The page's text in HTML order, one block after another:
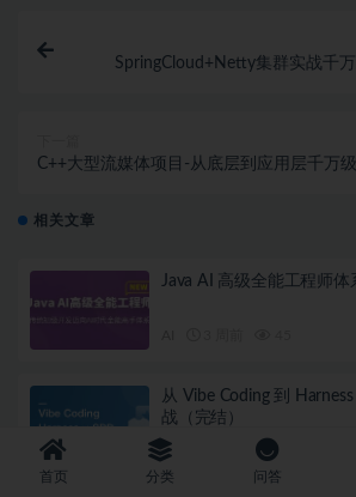
SpringCloud+Netty集群实战千
C++大型流媒体项目-从底层到应用层千万
相关文章
Java AI 高级全能工程师体
从 Vibe Coding 到
战（完结）
AI 56
首页
分类 问答